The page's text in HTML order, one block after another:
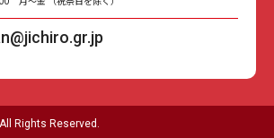
Rights Reserved.